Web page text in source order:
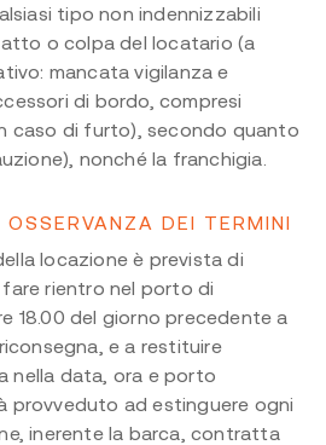
tipo non indennizzabili
o colpa del locatario (a
mancata vigilanza e
di bordo, compresi
caso di furto), secondo quanto
nonché la franchigia.
DEI TERMINI
locazione è prevista di
rientro nel porto di
18.00 del giorno precedente a
e a restituire
nella data, ora e porto
provveduto ad estinguere ogni
inerente la barca, contratta